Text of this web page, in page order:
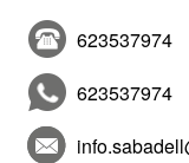
623537974
623537974